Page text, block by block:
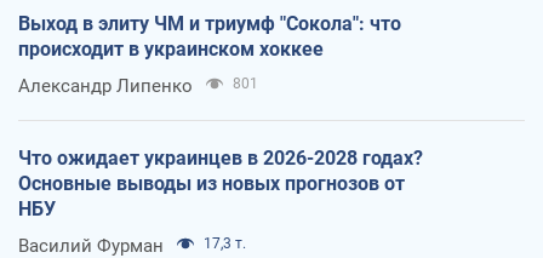
Выход в элиту ЧМ и триумф "Сокола": что
происходит в украинском хоккее
Александр Липенко 801
Что ожидает украинцев в 2026-2028 годах?
Основные выводы из новых прогнозов от
НБУ
Василий Фурман 17,3 т.